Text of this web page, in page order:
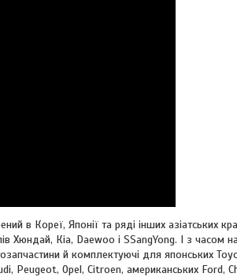
в Кореї, Японії та ряді інших азіатських
Хюндай, Кіа, Daewoo і SSangYong. І з часом
й комплектуючі для японських
Peugeot, Opel, Citroen, американських Ford,